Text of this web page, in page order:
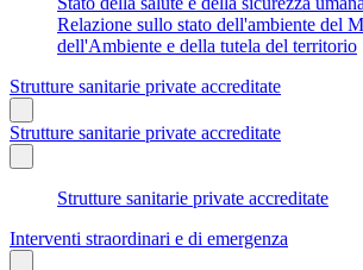
Relazione sullo stato dell'ambiente del
dell'Ambiente e della tutela del territorio
Strutture sanitarie private accreditate
Strutture sanitarie private accreditate
Strutture sanitarie private accreditate
Interventi straordinari e di emergenza